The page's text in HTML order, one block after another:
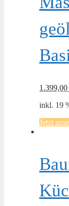
1.399,00
inkl. 19
Jetzt